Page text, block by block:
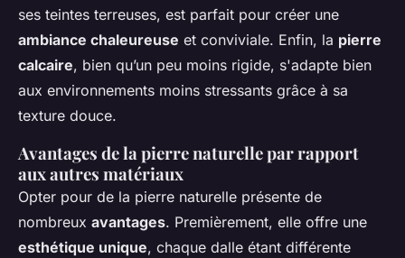
ses teintes terreuses, est parfait pour créer une
ambiance chaleureuse et conviviale. Enfin, la pierre
calcaire, bien qu’un peu moins rigide, s'adapte bien
aux environnements moins stressants grâce à sa
texture douce.
Avantages de la pierre naturelle par rapport
aux autres matériaux
Opter pour de la pierre naturelle présente de
nombreux avantages. Premièrement, elle offre une
esthétique unique, chaque dalle étant différente